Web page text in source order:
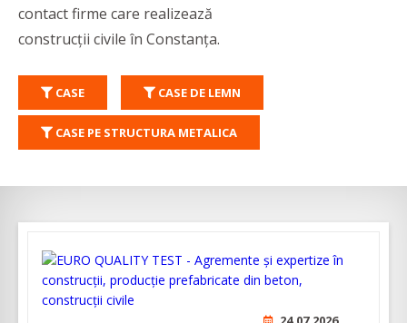
contact firme care realizează
construcții civile în Constanța.
CASE CASE DE LEMN
CASE PE STRUCTURA METALICA